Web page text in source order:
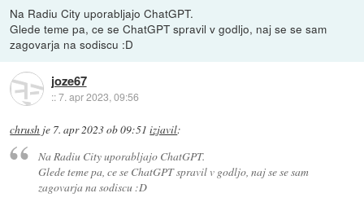
Na Radiu City uporabljajo ChatGPT.
Glede teme pa, ce se ChatGPT spravil v godljo, naj se se sam
zagovarja na sodiscu :D
joze67
::7. apr 2023, 09:56
chrush je 7. apr 2023 ob 09:51 izjavil:
Na Radiu City uporabljajo ChatGPT.
Glede teme pa, ce se ChatGPT spravil v godljo, naj se se sam
zagovarja na sodiscu :D